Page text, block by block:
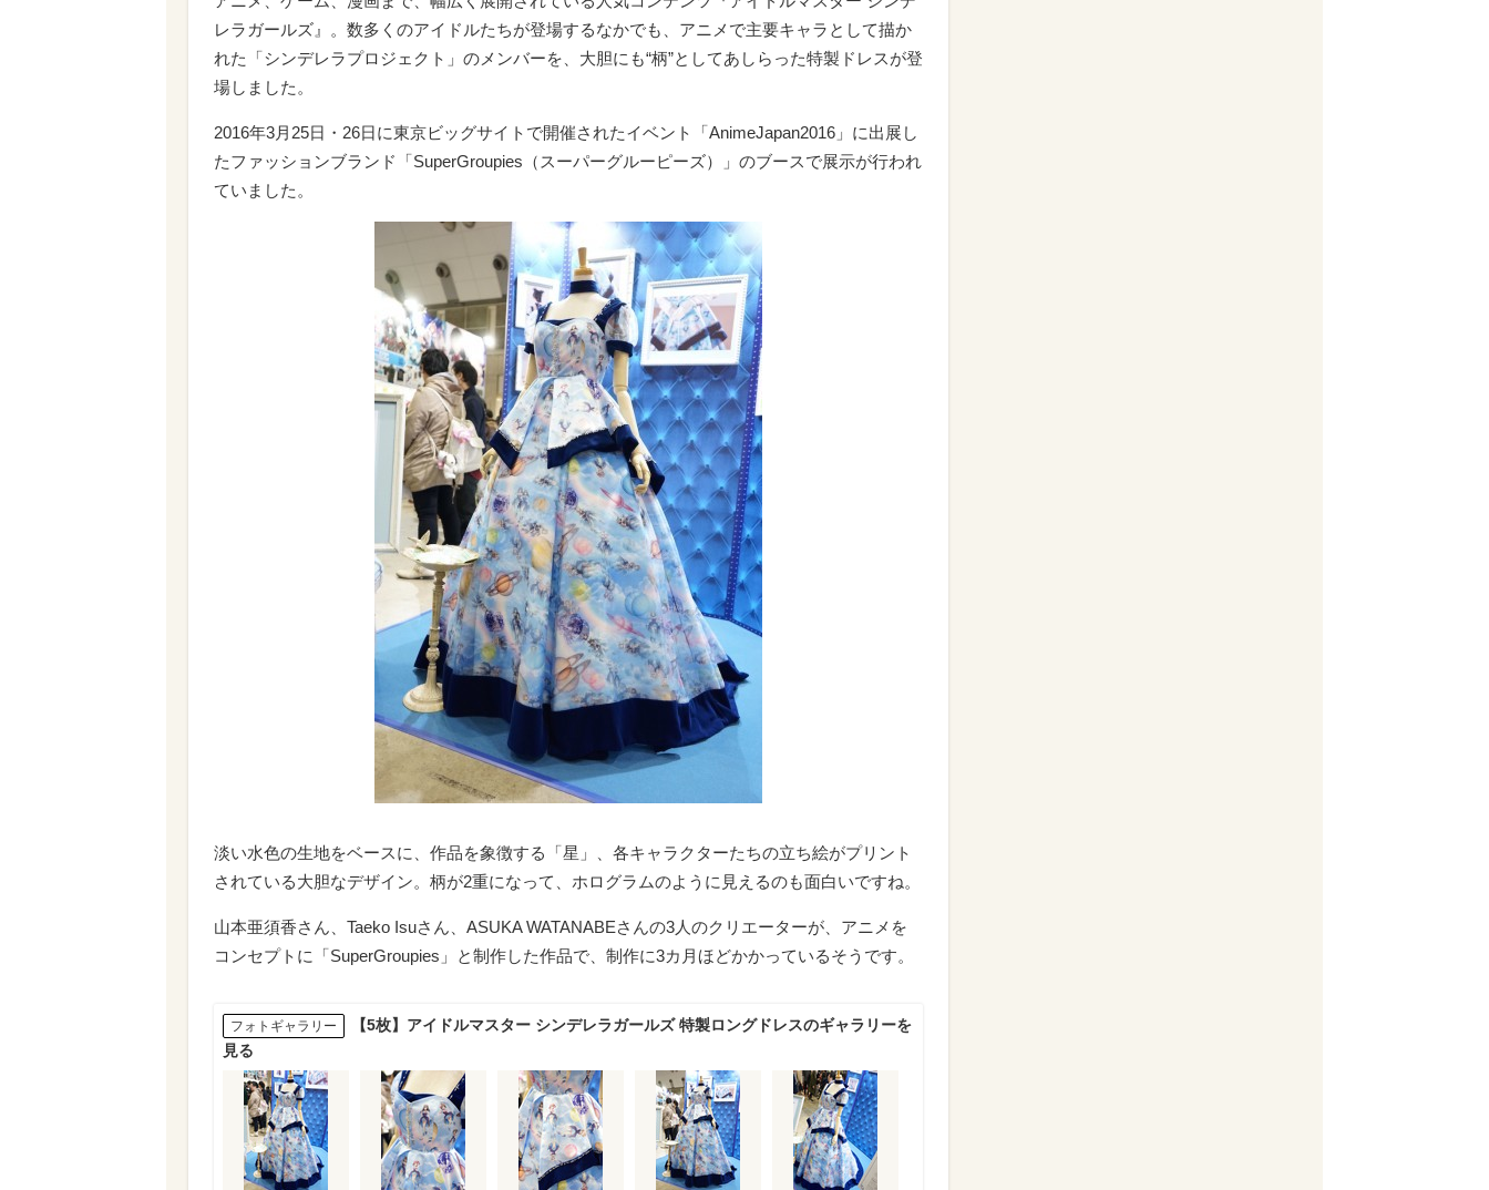
レラガールズ』。数多くのアイドルたちが登場するなかでも、アニメで主要キャラとして描か
れた「シンデレラプロジェクト」のメンバーを、大胆にも“柄”としてあしらった特製ドレスが登
場しました。
2016年3月25日・26日に東京ビッグサイトで開催されたイベント「AnimeJapan2016」に出展し
たファッションブランド「SuperGroupies（スーパーグルーピーズ）」のブースで展示が行われ
ていました。
淡い水色の生地をベースに、作品を象徴する「星」、各キャラクターたちの立ち絵がプリント
されている大胆なデザイン。柄が2重になって、ホログラムのように見えるのも面白いですね。
山本亜須香さん、Taeko Isuさん、ASUKA WATANABEさんの3人のクリエーターが、アニメを
コンセプトに「SuperGroupies」と制作した作品で、制作に3カ月ほどかかっているそうです。
フォトギャラリー
【5枚】アイドルマスター シンデレラガールズ 特製ロングドレスのギャラリーを
見る